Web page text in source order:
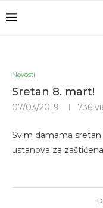
Novosti
Sretan 8. mart!
07/03/2019 736
Svim damama
ustanova za